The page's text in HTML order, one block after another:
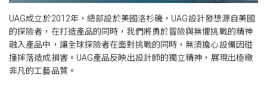
UAG成立於2012年，總部設於美國洛杉磯，UAG設計發想源自美國
的探險者，在打造產品的同時，我們將勇於冒險與無懼挑戰的精神
融入產品中，讓全球探險者在面對挑戰的同時，無須擔心設備因碰
撞摔落造成損害。UAG產品反映出設計師的獨立精神，展現出極緻
非凡的工藝品質。